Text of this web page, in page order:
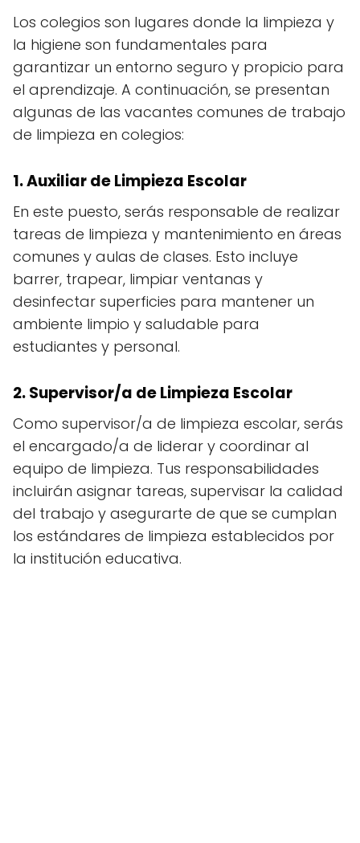
Los colegios son lugares donde la limpieza y
la higiene son fundamentales para
garantizar un entorno seguro y propicio para
el aprendizaje. A continuación, se presentan
algunas de las vacantes comunes de trabajo
de limpieza en colegios:
1. Auxiliar de Limpieza Escolar
En este puesto, serás responsable de realizar
tareas de limpieza y mantenimiento en áreas
comunes y aulas de clases. Esto incluye
barrer, trapear, limpiar ventanas y
desinfectar superficies para mantener un
ambiente limpio y saludable para
estudiantes y personal.
2. Supervisor/a de Limpieza Escolar
Como supervisor/a de limpieza escolar, serás
el encargado/a de liderar y coordinar al
equipo de limpieza. Tus responsabilidades
incluirán asignar tareas, supervisar la calidad
del trabajo y asegurarte de que se cumplan
los estándares de limpieza establecidos por
la institución educativa.